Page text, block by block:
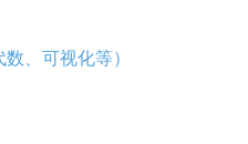
、可视化等）